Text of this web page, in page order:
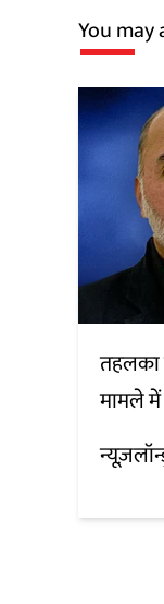
You may
तहलका
मामले में